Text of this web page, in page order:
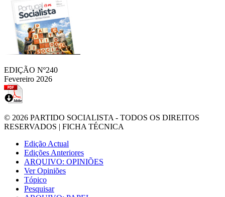
EDIÇÃO Nº240
Fevereiro 2026
© 2026 PARTIDO SOCIALISTA - TODOS OS DIREITOS
RESERVADOS | FICHA TÉCNICA
Edição Actual
Edições Anteriores
ARQUIVO: OPINIÕES
Ver Opiniões
Tópico
Pesquisar